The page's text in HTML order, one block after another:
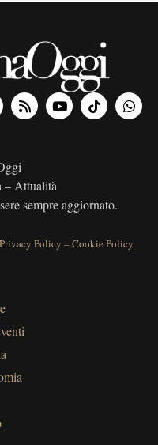
– Attualità
sempre aggiornato.
Privacy Policy –Cookie Policy